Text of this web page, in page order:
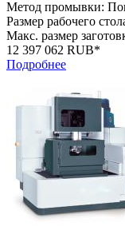
Метод промывки:
Размер рабочего
Макс. размер
12 397 062 RUB*
Подробнее